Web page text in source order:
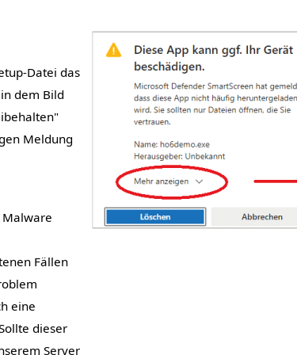
Datei das
dem Bild
Meldung
Fällen
eine
dieser
Server